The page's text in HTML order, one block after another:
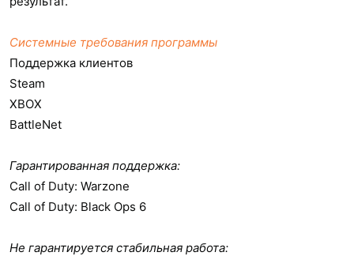
Системные требования программы
Поддержка клиентов
Steam
XBOX
BattleNet
Гарантированная поддержка:
Call of Duty: Warzone
Call of Duty: Black Ops 6
Не гарантируется стабильная работа: